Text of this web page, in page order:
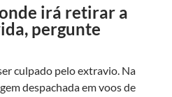
irá retirar a
pergunte
culpado pelo extravio. Na
despachada em voos de